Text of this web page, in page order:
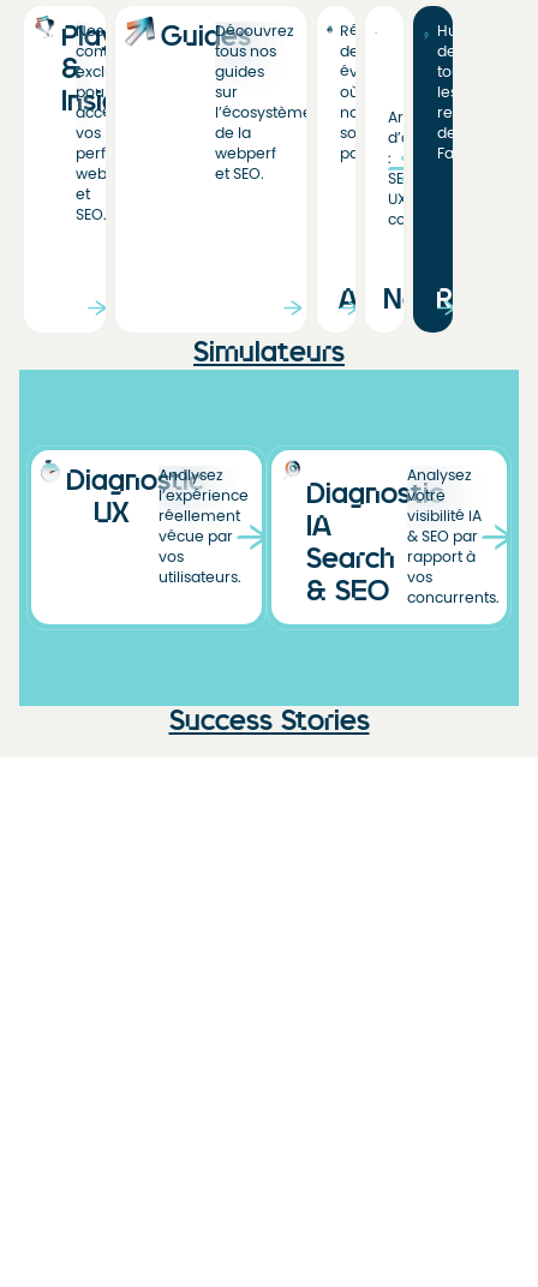
Playbooks
&
Insights
Nos
contenus
exclusifs
pour
accélérer
vos
performances
web
et
SEO.
GuidesDécouvrez
tous nos
guides
sur
l’écosystème
de la
webperf
et SEO.
Agenda
Rétrospective
des
événements
où
nous
sommes
passés.
News
Articles
d’actualité
:
SEO,
UX,
conversion…
Hub
de
toutes
les
ressources
de
Fasterize.
Simulateurs
Diagnostic
UX
Analysez
l’expérience
réellement
vécue par
vos
utilisateurs.
Diagnostic
IA
Search
& SEO
Analysez
votre
visibilité IA
& SEO par
rapport à
vos
concurrents.
Success Stories